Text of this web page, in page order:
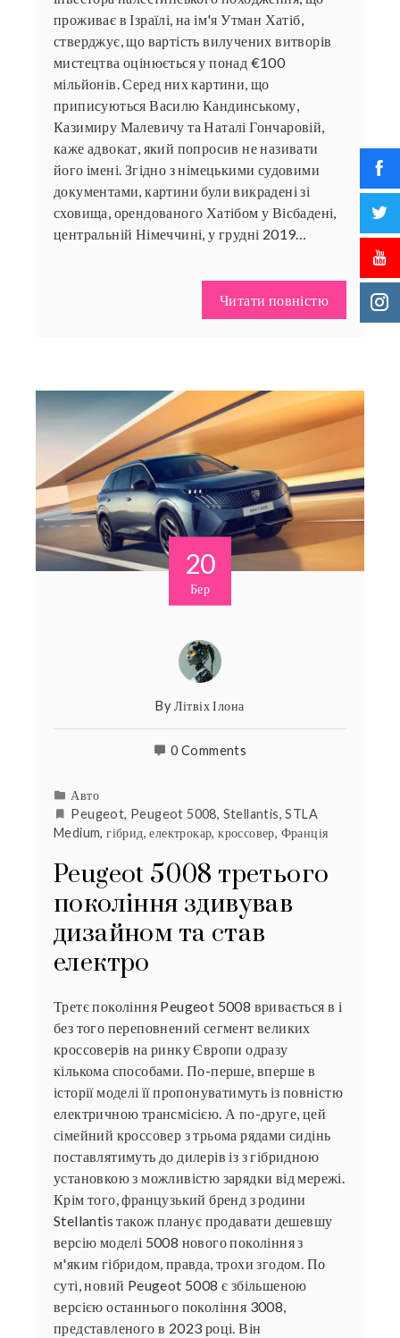
проживає в Ізраїлі, на ім'я Утман Хатіб,
стверджує, що вартість вилучених витворів
мистецтва оцінюється у понад €100
мільйонів. Серед них картини, що
приписуються Василю Кандинському,
Казимиру Малевичу та Наталі Гончаровій,
каже адвокат, який попросив не називати
його імені. Згідно з німецькими судовими
документами, картини були викрадені зі
сховища, орендованого Хатібом у Вісбадені,
центральній Німеччині, у грудні 2019…
Читати повністю
20
Бер
By Літвіх Ілона
0 Comments
Авто
Peugeot, Peugeot 5008, Stellantis,STLA
Medium,гібрид,електрокар,кроссовер, Франція
Peugeot 5008 третього
покоління здивував
дизайном та став
електро
Третє покоління Peugeot 5008 вривається в і
без того переповнений сегмент великих
кроссоверів на ринку Європи одразу
кількома способами. По-перше, вперше в
історії моделі її пропонуватимуть із повністю
електричною трансмісією. А по-друге, цей
сімейний кроссовер з трьома рядами сидінь
поставлятимуть до дилерів із з гібридною
установкою з можливістю зарядки від мережі.
Крім того, французький бренд з родини
Stellantis також планує продавати дешевшу
версію моделі 5008 нового покоління з
м'яким гібридом, правда, трохи згодом. По
суті, новий Peugeot 5008 є збільшеною
версією останнього покоління 3008,
представленого в 2023 році. Він